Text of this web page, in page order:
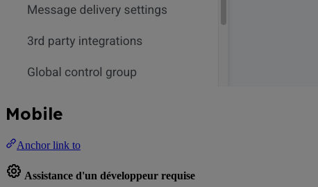
Mobile
Anchor link to
Assistance d'un développeur requise